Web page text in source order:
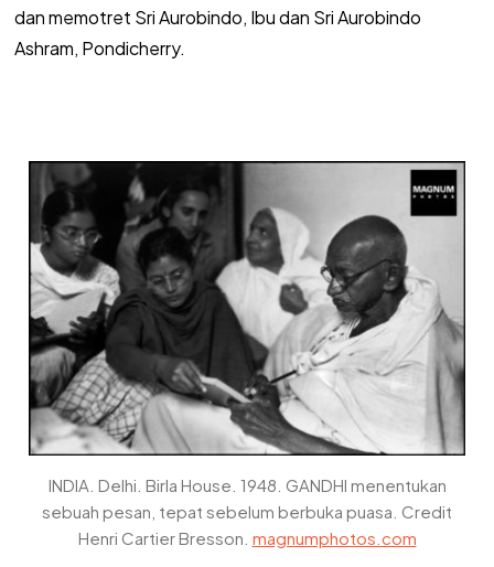
dan memotret Sri Aurobindo, Ibu dan Sri Aurobindo
Ashram, Pondicherry.
INDIA. Delhi. Birla House. 1948. GANDHI menentukan
sebuah pesan, tepat sebelum berbuka puasa. Credit
Henri Cartier Bresson. magnumphotos.com